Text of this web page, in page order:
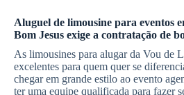
Aluguel de limousine para eventos
Bom Jesus exige a contratação de
As limousines para alugar da Vou de
excelentes para quem quer se
chegar em grande estilo ao evento
ter uma equipe qualificada para fazer